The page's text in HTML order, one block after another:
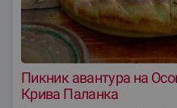
Пикник авантура на
Крива Паланка